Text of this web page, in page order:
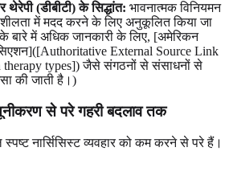
(डीबीटी) के सिद्धांत: भावनात्मक विनियमन
में मदद करने के लिए अनुकूलित किया जा
बारे में अधिक जानकारी के लिए, [अमेरिकन
External Source Link
therapy types]) जैसे संगठनों से संसाधनों से
की जाती है।)
से परे गहरी बदलाव तक
नार्सिसिस्ट व्यवहार को कम करने से परे हैं।